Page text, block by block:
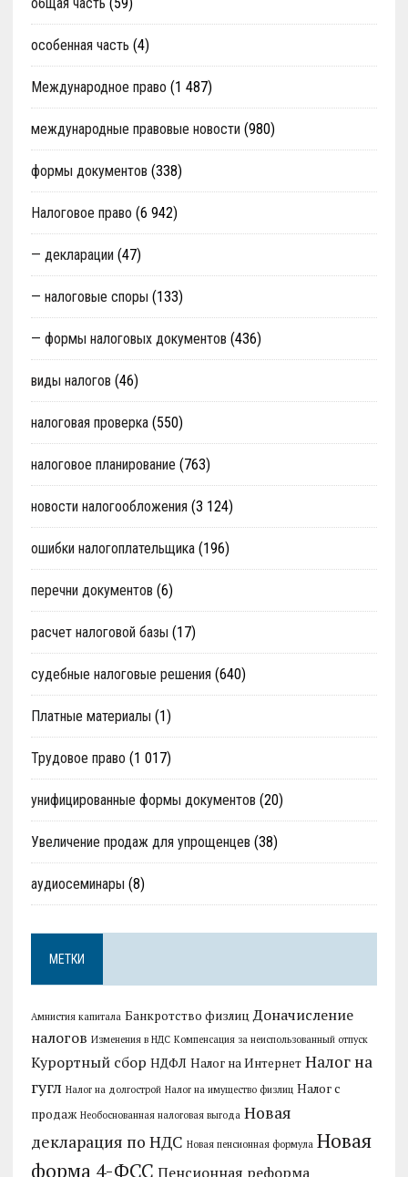
особенная часть (4)
Международное право (1 487)
международные правовые новости (980)
формы документов (338)
Налоговое право (6 942)
— декларации (47)
— налоговые споры (133)
— формы налоговых документов (436)
виды налогов (46)
налоговая проверка(550)
налоговое планирование (763)
новости налогообложения (3 124)
ошибки налогоплательщика(196)
перечни документов (6)
расчет налоговой базы (17)
судебные налоговые решения (640)
Платные материалы (1)
Трудовое право (1 017)
унифицированные формы документов (20)
Увеличение продаж для упрощенцев (38)
аудиосеминары (8)
МЕТКИ
Амнистия капитала Банкротство физлиц Доначисление
налогов Изменения в НДС Компенсация за неиспользованный отпуск
Курортный сбор НДФЛ Налог на Интернет Налог на
гугл Налог на долгострой Налог на имущество физлиц Налог с
продаж Необоснованная налоговая выгода Новая
декларация по НДС Новая пенсионная формула Новая
форма 4-ФСС Пенсионная реформа